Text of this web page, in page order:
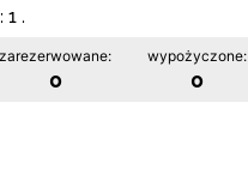
1 .
zarezerwowane:
0
wypożyczone:
0